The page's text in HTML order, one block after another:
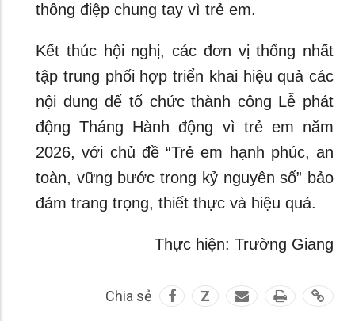
thông điệp chung tay vì trẻ em.
Kết thúc hội nghị, các đơn vị thống nhất
tập trung phối hợp triển khai hiệu quả các
nội dung để tổ chức thành công Lễ phát
động Tháng Hành động vì trẻ em năm
2026, với chủ đề “Trẻ em hạnh phúc, an
toàn, vững bước trong kỷ nguyên số” bảo
đảm trang trọng, thiết thực và hiệu quả.
Thực hiện: Trường Giang
Chia sẻ Z